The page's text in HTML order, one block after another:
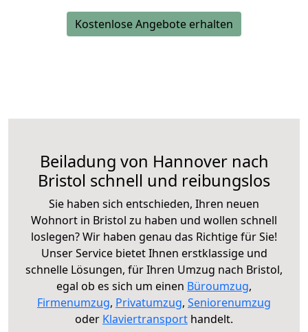
Kostenlose Angebote erhalten
Beiladung von Hannover nach
Bristol schnell und reibungslos
Sie haben sich entschieden, Ihren neuen
Wohnort in Bristol zu haben und wollen schnell
loslegen? Wir haben genau das Richtige für Sie!
Unser Service bietet Ihnen erstklassige und
schnelle Lösungen, für Ihren Umzug nach Bristol,
egal ob es sich um einen Büroumzug,
Firmenumzug, Privatumzug, Seniorenumzug
oder Klaviertransport handelt.